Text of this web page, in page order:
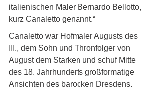
italienischen Maler Bernardo Bellotto,
kurz Canaletto genannt.“
Canaletto war Hofmaler Augusts des
III., dem Sohn und Thronfolger von
August dem Starken und schuf Mitte
des 18. Jahrhunderts großformatige
Ansichten des barocken Dresdens.